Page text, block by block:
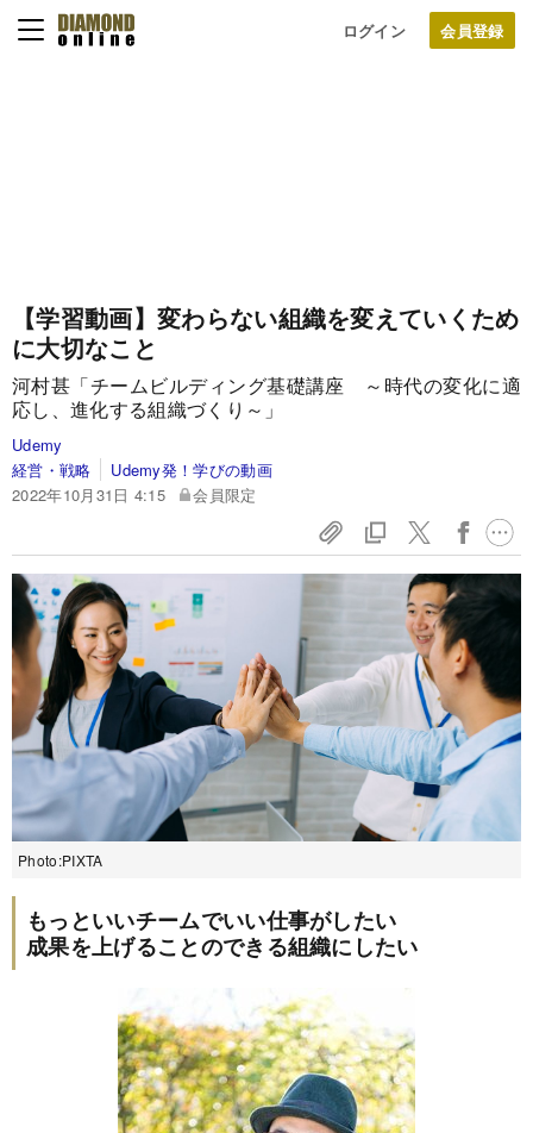
ログイン
【学習動画】変わらない組織を変えていくため
に大切なこと
河村甚「チームビルディング基礎講座 ～時代の変化に適
応し、進化する組織づくり～」
Udemy
経営・戦略
Udemy発！学びの動画
2022年10月31日 4:15
会員限定
Photo:PIXTA
もっといいチームでいい仕事がしたい
成果を上げることのできる組織にしたい